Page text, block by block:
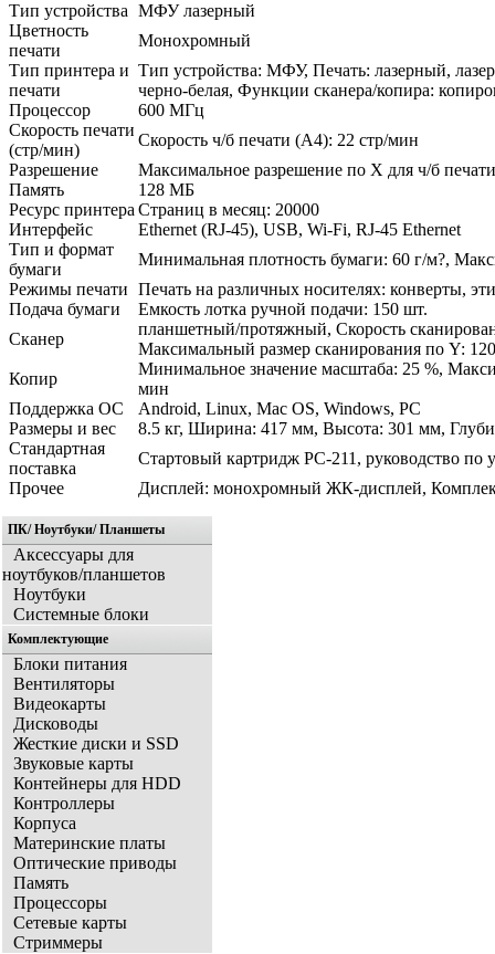
Тип устройства МФУ лазерный
Цветность
печати
Монохромный
Тип принтера и
печати
Тип устройства: МФУ, Печать: лазерный,
черно-белая, Функции сканера/копира:
Процессор
600 МГц
Скорость печати
(стр/мин)
Скорость ч/б печати (A4): 22 стр/мин
Разрешение
Максимальное разрешение по X для ч/б
Память
128 МБ
Ресурс принтера Страниц в месяц: 20000
Интерфейс
Ethernet (RJ-45), USB, Wi-Fi, RJ-45 Ethernet
Тип и формат
бумаги
Минимальная плотность бумаги: 60 г/м?,
Режимы печати Печать на различных носителях: конверты,
Подача бумаги
Емкость лотка ручной подачи: 150 шт.
Сканер
планшетный/протяжный, Скорость
Максимальный размер сканирования по Y:
Копир
Минимальное значение масштаба: 25 %,
мин
Поддержка ОС
Android, Linux, Mac OS, Windows, PC
Размеры и вес
8.5 кг, Ширина: 417 мм, Высота: 301 мм,
Стандартная
поставка
Стартовый картридж PC-211, руководство
Прочее
Дисплей: монохромный ЖК-дисплей,
ПК/ Ноутбуки/ Планшеты
Аксессуары для
ноутбуков/планшетов
Ноутбуки
Системные блоки
Комплектующие
Блоки питания
Вентиляторы
Видеокарты
Дисководы
Жесткие диски и SSD
Звуковые карты
Контейнеры для HDD
Контроллеры
Корпуса
Материнские платы
Оптические приводы
Память
Процессоры
Сетевые карты
Стриммеры